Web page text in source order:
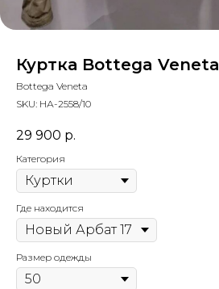
Куртка Bottega Veneta
Bottega Veneta
SKU: НА-2558/10
29 900 р.
Категория
Где находится
Размер одежды